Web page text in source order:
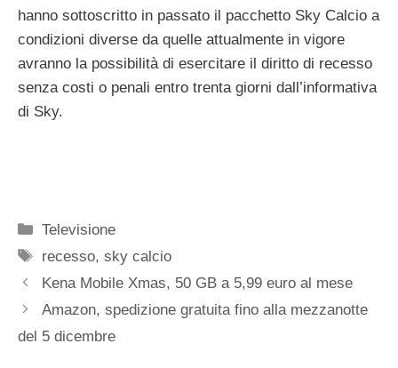
hanno sottoscritto in passato il pacchetto Sky Calcio a
condizioni diverse da quelle attualmente in vigore
avranno la possibilità di esercitare il diritto di recesso
senza costi o penali entro trenta giorni dall’informativa
di Sky.
Categorie
Televisione
Tag
recesso,sky calcio
Kena Mobile Xmas, 50 GB a 5,99 euro al mese
Amazon, spedizione gratuita fino alla mezzanotte
del 5 dicembre